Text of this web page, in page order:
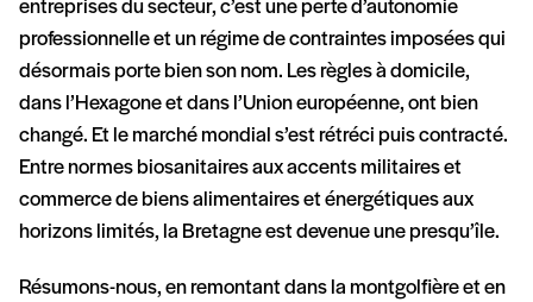
entreprises du secteur, c’est une perte d’autonomie
professionnelle et un régime de contraintes imposées qui
désormais porte bien son nom. Les règles à domicile,
dans l’Hexagone et dans l’Union européenne, ont bien
changé. Et le marché mondial s’est rétréci puis contracté.
Entre normes biosanitaires aux accents militaires et
commerce de biens alimentaires et énergétiques aux
horizons limités, la Bretagne est devenue une presqu’île.
Résumons-nous, en remontant dans la montgolfière et en